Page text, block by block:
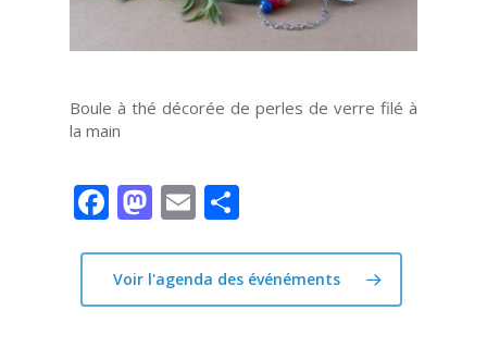
Boule à thé décorée de perles de verre filé à
la main
Facebook
Mastodon
Email
Voir l'agenda des événéments